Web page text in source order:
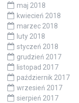
maj 2018
kwiecień 2018
marzec 2018
luty 2018
styczeń 2018
grudzień 2017
listopad 2017
październik 2017
wrzesień 2017
sierpień 2017